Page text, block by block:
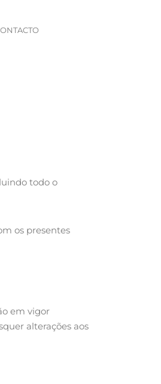
todo o
os presentes
em vigor
alterações aos